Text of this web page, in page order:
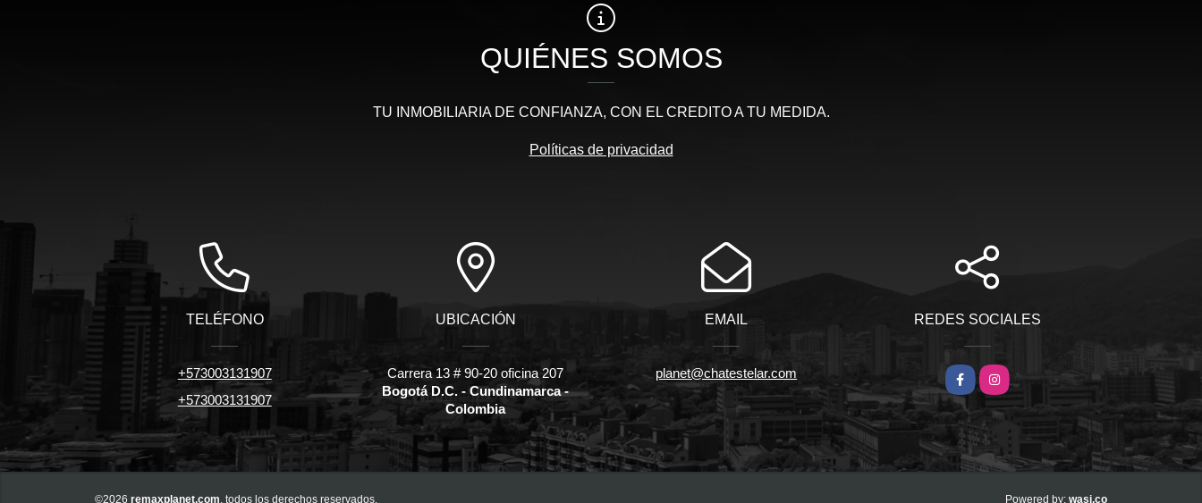
QUIÉNES SOMOS
TU INMOBILIARIA DE CONFIANZA, CON EL CREDITO A TU MEDIDA.
Políticas de privacidad
TELÉFONO
+573003131907
+573003131907
UBICACIÓN
Carrera 13 # 90-20 oficina 207
Bogotá D.C. - Cundinamarca -
Colombia
EMAIL
planet@chatestelar.com
REDES SOCIALES
Facebook
Instagram
©2026 remaxplanet.com , todos los derechos reservados. Powered by: wasi.co